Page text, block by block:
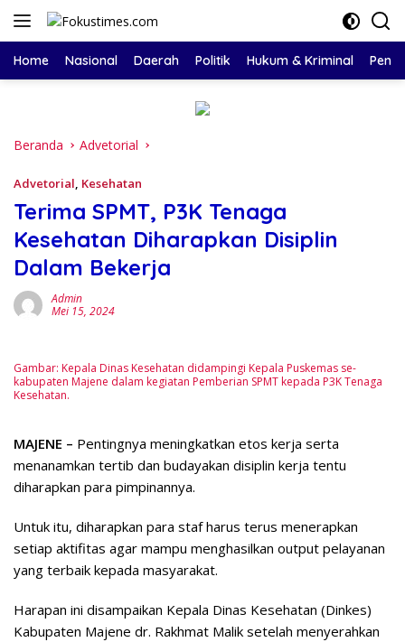
Langsung
Home Nasional Daerah Politik Hukum & Kriminal
Beranda Advetorial
Advetorial, Kesehatan
Terima SPMT, P3K Tenaga
Kesehatan Diharapkan Disiplin
Dalam Bekerja
Admin
Mei 15, 2024
Gambar: Kepala Dinas Kesehatan didampingi Kepala Puskemas se-
kabupaten Majene dalam kegiatan Pemberian SPMT kepada P3K Tenaga
Kesehatan.
MAJENE – Pentingnya meningkatkan etos kerja serta
menanamkan tertib dan budayakan disiplin kerja tentu
diharapkan para pimpinannya.
Untuk itu, diharapkan para staf harus terus menerapkan
setiap aktifitas agar mampu menghasilkan output pelayanan
yang terbaik kepada masyarakat.
Harapan ini disampaikan Kepala Dinas Kesehatan (Dinkes)
Kabupaten Majene dr. Rakhmat Malik setelah menyerahkan